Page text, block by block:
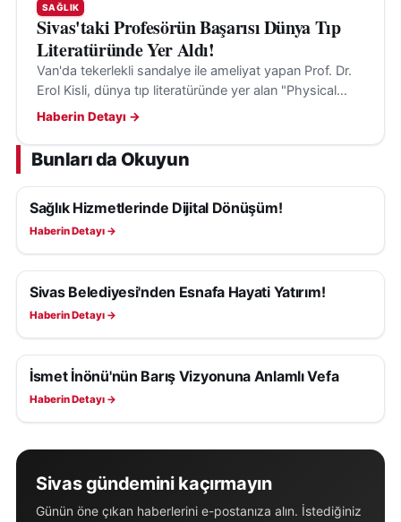
SAĞLIK
Sivas'taki Profesörün Başarısı Dünya Tıp
Literatüründe Yer Aldı!
Van'da tekerlekli sandalye ile ameliyat yapan Prof. Dr.
Erol Kisli, dünya tıp literatüründe yer alan "Physical
Limits" çalışmasıyla dikkat çekti.
Haberin Detayı →
Bunları da Okuyun
SAĞLIK
Sağlık Hizmetlerinde Dijital Dönüşüm!
Haberin Detayı →
SAĞLIK
Sivas Belediyesi'nden Esnafa Hayati Yatırım!
Haberin Detayı →
SAĞLIK
İsmet İnönü'nün Barış Vizyonuna Anlamlı Vefa
Haberin Detayı →
Sivas gündemini kaçırmayın
Günün öne çıkan haberlerini e-postanıza alın. İstediğiniz